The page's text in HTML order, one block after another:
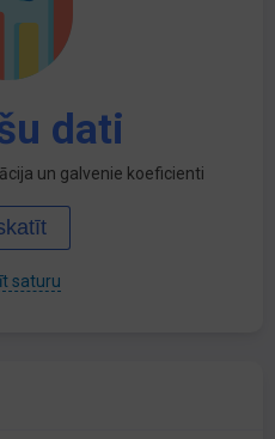
dati
un galvenie koeficienti
saturu